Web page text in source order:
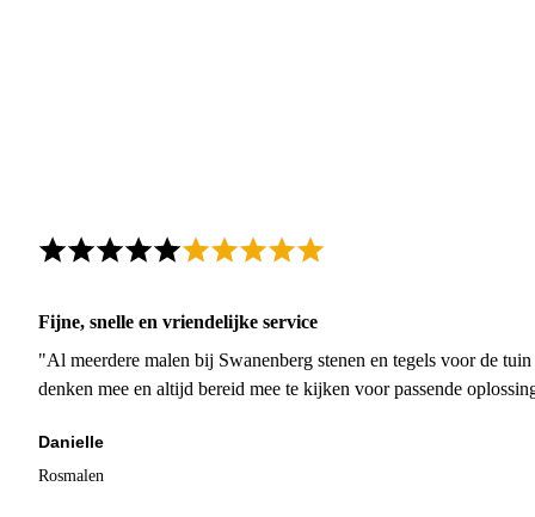
Fijne, snelle en vriendelijke service
"Al meerdere malen bij Swanenberg stenen en tegels voor de
denken mee en altijd bereid mee te kijken voor passende
Danielle
Rosmalen